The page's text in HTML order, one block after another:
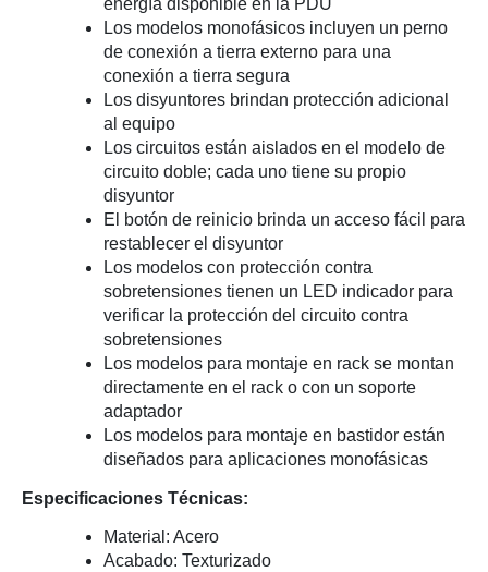
energía disponible en la PDU
Los modelos monofásicos incluyen un perno
de conexión a tierra externo para una
conexión a tierra segura
Los disyuntores brindan protección adicional
al equipo
Los circuitos están aislados en el modelo de
circuito doble; cada uno tiene su propio
disyuntor
El botón de reinicio brinda un acceso fácil para
restablecer el disyuntor
Los modelos con protección contra
sobretensiones tienen un LED indicador para
verificar la protección del circuito contra
sobretensiones
Los modelos para montaje en rack se montan
directamente en el rack o con un soporte
adaptador
Los modelos para montaje en bastidor están
diseñados para aplicaciones monofásicas
Especificaciones Técnicas:
Material:Acero
Acabado:Texturizado